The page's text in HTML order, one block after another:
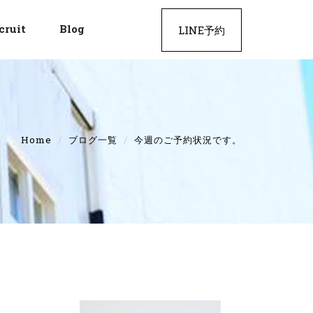
Blog LINE予約
Home ブログ一覧 今週のご予約状況です。